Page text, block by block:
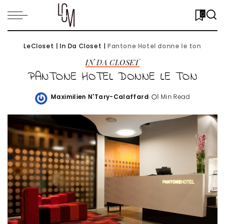
0
LeCloset | In Da Closet |Pantone Hotel donne le ton
IN DA CLOSET
PANTONE HOTEL DONNE LE TON
Posted
Maximilien N'Tary-Calaffard 1 Min Read